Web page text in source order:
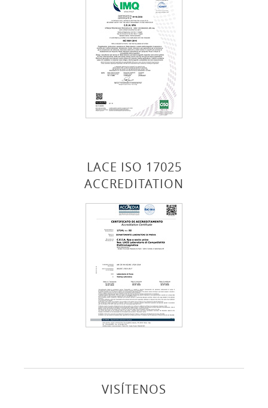
LACE ISO 17025
ACCREDITATION
VISÍTENOS